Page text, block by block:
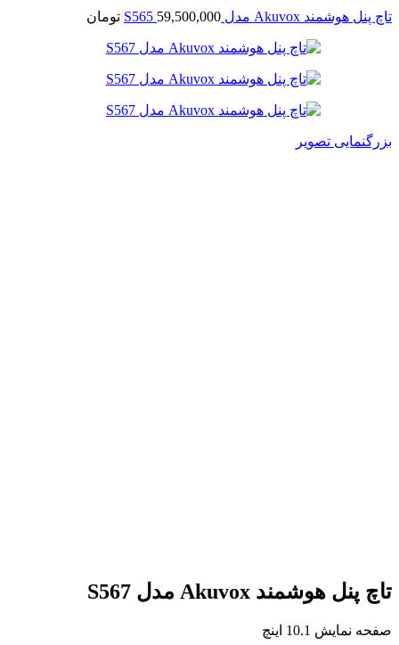
تاچ پنل هوشمند Akuvox مدل S565 59,500,000 تومان
بزرگنمایی تصویر
تاچ پنل هوشمند Akuvox مدل S567
صفحه نمایش 10.1 اینچ